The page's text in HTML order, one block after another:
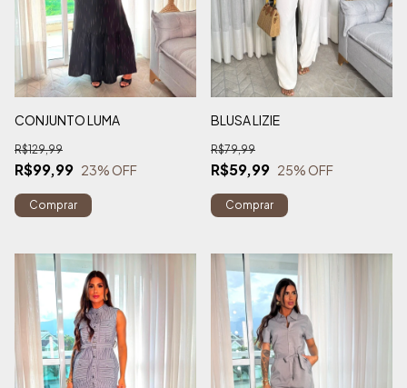
CONJUNTO LUMA
R$99,99
R$129,99
23% OFF
Comprar
BLUSA LIZIE
R$59,99
R$79,99
25% OFF
Comprar